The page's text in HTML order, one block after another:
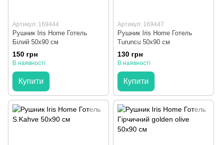
Артикул: 169444
Рушник Iris Home Готель
Білий 50x90 см
150 грн
В наявності
Купити
Артикул: 169447
Рушник Iris Home Готель
Turuncu 50x90 см
130 грн
В наявності
Купити